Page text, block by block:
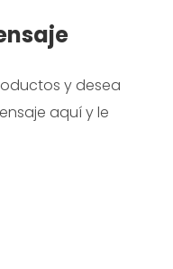
y desea
aquí y le